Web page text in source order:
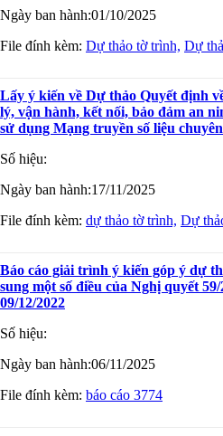
Ngày ban hành:01/10/2025
File đính kèm: Dự thảo tờ trình, Dự
Lấy ý kiến về Dự thảo Quyết định
lý, vận hành, kết nối, bảo đảm an
sử dụng Mạng truyền số liệu
Số hiệu:
Ngày ban hành:17/11/2025
File đính kèm: dự thảo tờ trình, Dự
Báo cáo giải trình ý kiến góp ý dự
sung một số điều của Nghị quyết
09/12/2022
Số hiệu:
Ngày ban hành:06/11/2025
File đính kèm: báo cáo 3774